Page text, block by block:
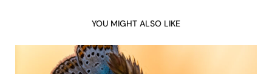
YOU MIGHT ALSO LIKE